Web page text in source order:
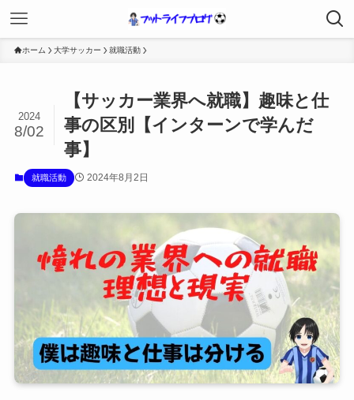
ホーム 大学サッカー 就職活動
【サッカー業界へ就職】趣味と仕
事の区別【インターンで学んだ
事】
2024
8/02
就職活動 2024年8月2日